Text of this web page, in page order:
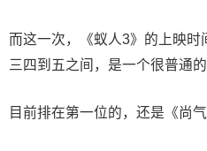
而这一次，《蚁人3》的上映
三四到五之间，是一个很普通
目前排在第一位的，还是《尚